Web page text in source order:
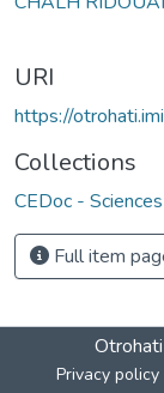
URI
https://
Collections
CEDoc -
Full item
Otrohati
Privacy policy